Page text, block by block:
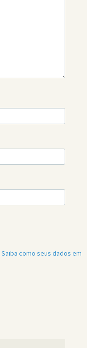
Saiba como seus dados em